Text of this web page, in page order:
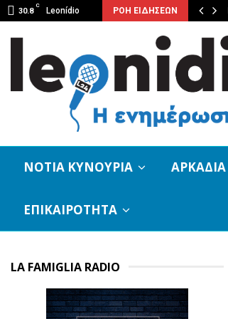
30.8
C
Leonídio ΡΟΗ ΕΙΔΗΣΕΩΝ
βραδιά από τον Φιλοπρόοδο…
ΝΟΤΙΑ ΚΥΝΟΥΡΙΑ ΑΡΚΑΔΙΑ
ΕΠΙΚΑΙΡΟΤΗΤΑ
LA FAMIGLIA RADIO